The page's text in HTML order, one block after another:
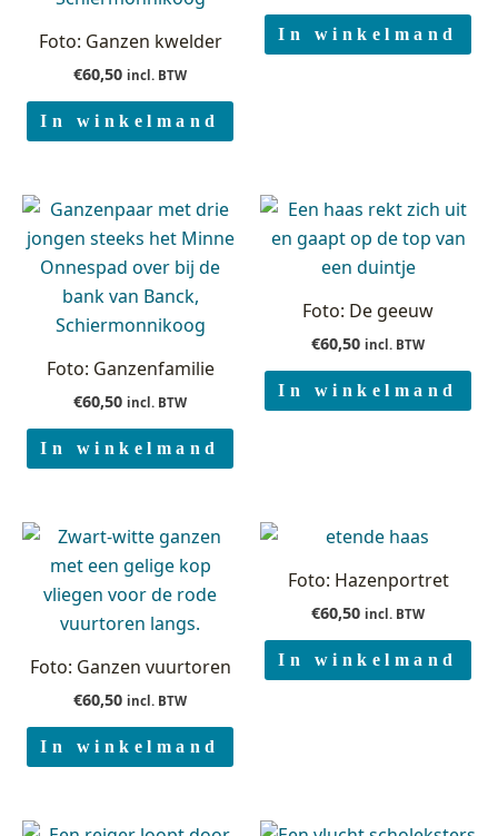
Foto: Ganzen kwelder
€60,50 incl. BTW
In winkelmand
In winkelmand
Foto: Ganzenfamilie
€60,50 incl. BTW
In winkelmand
Foto: De geeuw
€60,50 incl. BTW
In winkelmand
Foto: Ganzen vuurtoren
€60,50 incl. BTW
In winkelmand
Foto: Hazenportret
€60,50 incl. BTW
In winkelmand